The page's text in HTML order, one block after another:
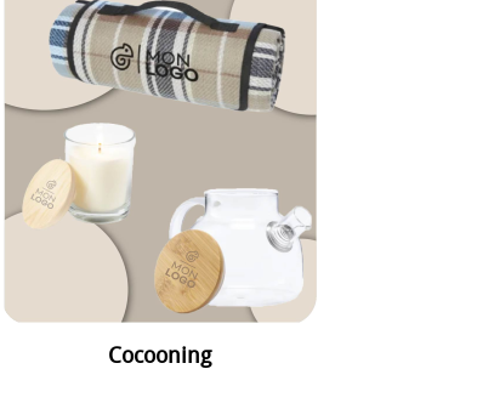
Cocooning